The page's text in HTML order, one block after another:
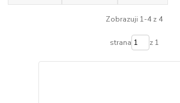
Zobrazuji 1-4 z 4
strana z 1